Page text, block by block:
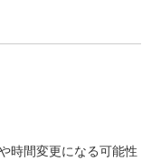
時間変更になる可能性